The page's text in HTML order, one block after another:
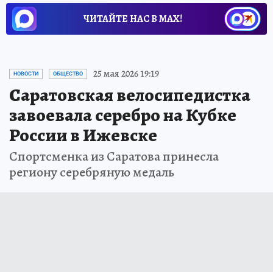
ЧИТАЙТЕ НАС В МАХ!
НОВОСТИ ОБЩЕСТВО 25 мая 2026 19:19
Саратовская велосипедистка
завоевала серебро на Кубке
России в Ижевске
Спортсменка из Саратова принесла
региону серебряную медаль